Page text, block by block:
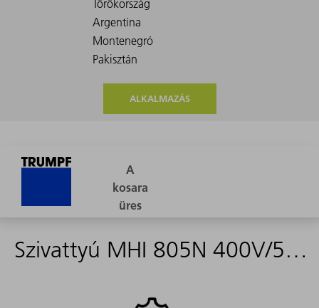
ALKALMAZÁS
Szivattyú MHI 805N 400V/50Hz IE3